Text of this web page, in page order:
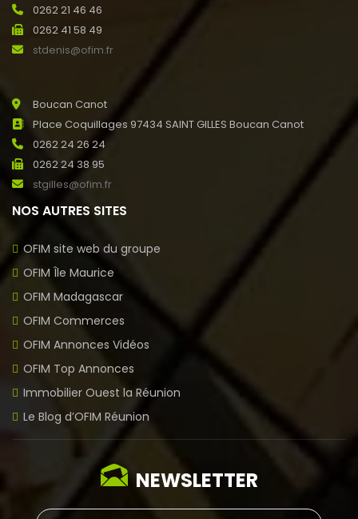
0262 21 46 46
0262 41 58 49
stdenis@ofim.fr
Boucan Canot
Place Coquillages 97434 SAINT GILLES Boucan Canot
0262 24 26 24
0262 24 38 95
stgilles@ofim.fr
NOS AUTRES SITES
OFIM site web du groupe
OFIM Île Maurice
OFIM Madagascar
OFIM Commerces
OFIM Annonces Vidéos
OFIM Top Annonces
Immobilier Ouest la Réunion
Le Blog d’OFIM Réunion
NEWSLETTER